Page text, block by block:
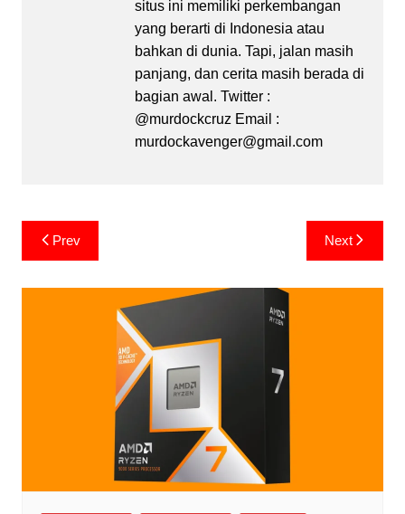
situs ini memiliki perkembangan
yang berarti di Indonesia atau
bahkan di dunia. Tapi, jalan masih
panjang, dan cerita masih berada di
bagian awal. Twitter :
@murdockcruz Email :
murdockavenger@gmail.com
Post
navigation
Prev Next